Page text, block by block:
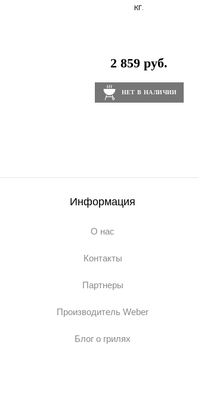
кг.
2 859 руб.
НЕТ В НАЛИЧИИ
Информация
О нас
Контакты
Партнеры
Производитель Weber
Блог о грилях